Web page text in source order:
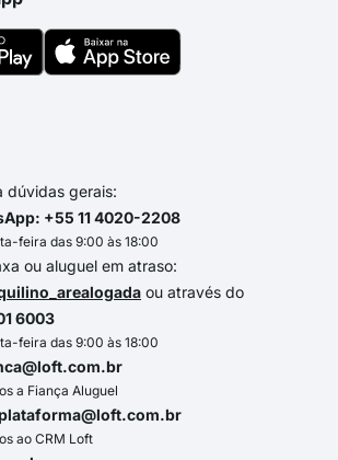
dúvidas gerais:
+55 11 4020-2208
feira das 9:00 às 18:00
ou aluguel em atraso:
ou através do
6003
feira das 9:00 às 18:00
a Fiança Aluguel
ao CRM Loft